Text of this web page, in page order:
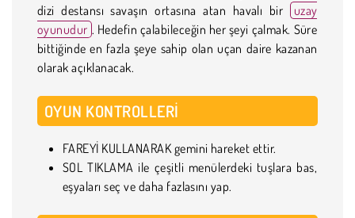
dizi destansı savaşın ortasına atan havalı bir
uzay
oyunudur . Hedefin çalabileceğin her şeyi çalmak. Süre
bittiğinde en fazla şeye sahip olan uçan daire kazanan
olarak açıklanacak.
OYUN KONTROLLERI
FAREYİ KULLANARAK gemini hareket ettir.
SOL TIKLAMA ile çeşitli menülerdeki tuşlara bas,
eşyaları seç ve daha fazlasını yap.